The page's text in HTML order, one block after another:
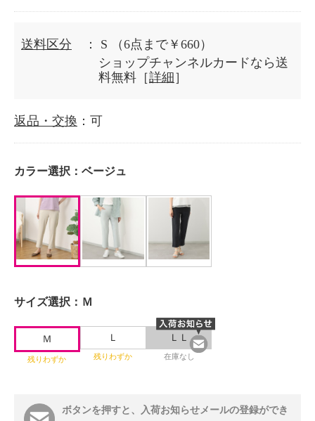
送料区分 ： S
（6点まで￥660）
ショップチャンネルカードなら送
料無料［詳細 ］
返品・交換 ：可
カラー選択： ベージュ
サイズ選択： Ｍ
Ｍ
残りわずか
Ｌ
残りわずか
ＬＬ
在庫なし
ボタンを押すと、入荷お知らせメールの登録ができ